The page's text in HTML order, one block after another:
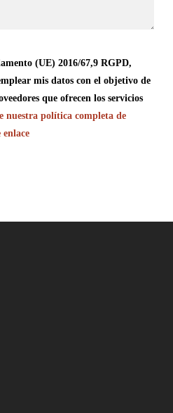
(UE) 2016/67,9 RGPD,
mis datos con el objetivo de
que ofrecen los servicios
nuestra política completa de
enlace